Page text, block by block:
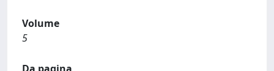
Volume
5